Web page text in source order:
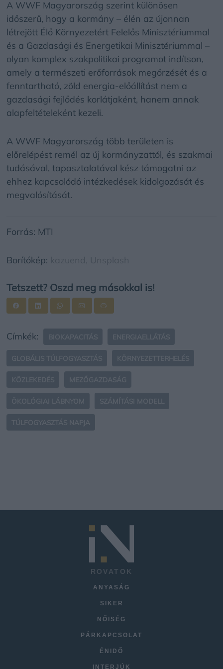
A WWF Magyarország szerint különösen
időszerű, hogy a kormány – élén az újonnan
létrejött Élő Környezetért Felelős Minisztériummal
és a Gazdasági és Energetikai Minisztériummal –
olyan komplex szakpolitikai programot indítson,
amely a természeti erőforrások megőrzését és a
fenntartható, zöld energia-előállítást nem a
gazdasági fejlődés korlátjaként, hanem annak
alapfeltételeként kezeli.
A WWF Magyarország több területen is
előrelépést remél az új kormányzattól, és szakmai
tudásával, tapasztalatával kész támogatni az
ehhez kapcsolódó intézkedések kidolgozását és
megvalósítását.
Forrás: MTI
Borítókép:
Tetszett? Oszd meg másokkal is!
Címkék: BIOKAPACITÁS ENERGIAELLÁTÁS
GLOBÁLIS TÚLFOGYASZTÁS KÖRNYEZETTERHELÉS
KÖZLEKEDÉS MEZŐGAZDASÁG
ÖKOLÓGIAI LÁBNYOM SZÁMÍTÁSI MODELL
TÚLFOGYASZTÁS NAPJA
ROVATOK
ANYASÁG
SIKER
NŐISÉG
PÁRKAPCSOLAT
ÉNIDŐ
INTERJÚK